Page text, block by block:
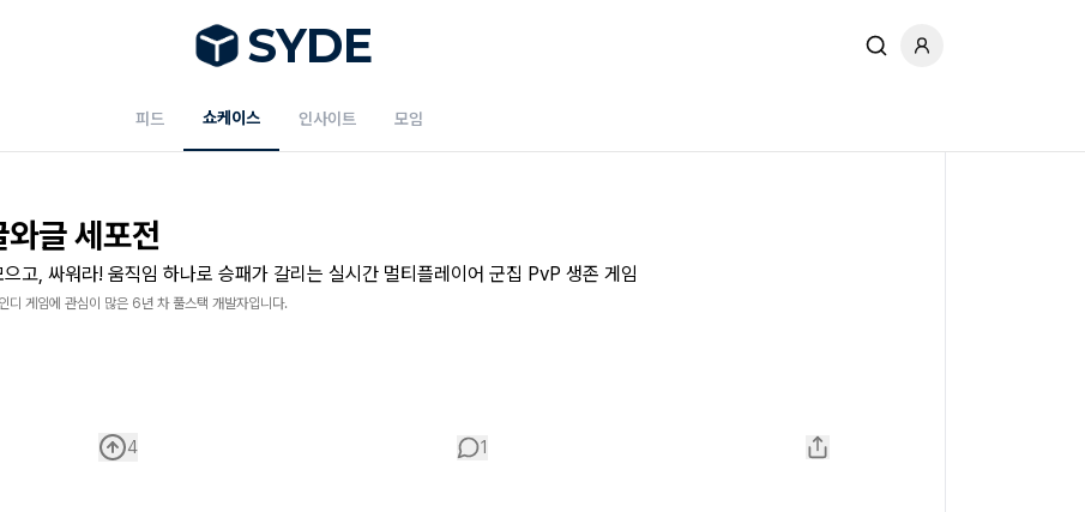
SYDE
피드 쇼케이스 인사이트 모임
와글 세포전
고, 싸워라! 움직임 하나로 승패가 갈리는 실시간 멀티플레이어 군집 PvP 생존 게임
인디 게임에 관심이 많은 6년 차 풀스택 개발자입니다.
4 1